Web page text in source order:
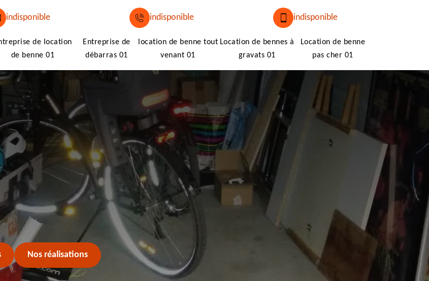
indisponible indisponible indisponible
de location
de benne 01
Entreprise de
débarras 01
location de benne tout
venant 01
Location de bennes à
gravats 01
Location de benne
pas cher 01
Nos réalisations